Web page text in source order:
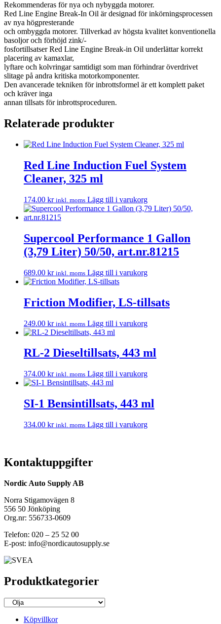
Rekommenderas för nya och nybyggda motorer.
Red Line Engine Break-In Oil är designad för inkörningsprocessen
av nya högpresterande
och ombyggda motorer. Tillverkad av högsta kvalitet konventionella
basoljor och förhöjd zink/-
fosfortillsatser Red Line Engine Break-in Oil underlättar korrekt
placering av kamaxlar,
lyftare och kolvringar samtidigt som man förhindrar överdrivet
slitage på andra kritiska motorkomponenter.
Den avancerade tekniken för inbrottsformel är ett komplett paket
och kräver inga
annan tillsats för inbrottsproceduren.
Relaterade produkter
Red Line Induction Fuel System
Cleaner, 325 ml
174.00 kr inkl. moms Lägg till i varukorg
Supercool Performance 1 Gallon
(3,79 Liter) 50/50, art.nr.81215
689.00 kr inkl. moms Lägg till i varukorg
Friction Modifier, LS-tillsats
249.00 kr inkl. moms Lägg till i varukorg
RL-2 Dieseltillsats, 443 ml
374.00 kr inkl. moms Lägg till i varukorg
SI-1 Bensintillsats, 443 ml
334.00 kr inkl. moms Lägg till i varukorg
Kontaktuppgifter
Nordic Auto Supply AB
Norra Stigamovägen 8
556 50 Jönköping
Org.nr: 556733-0609
Telefon: 020 – 25 52 00
E-post: info@nordicautosupply.se
Produktkategorier
Köpvillkor